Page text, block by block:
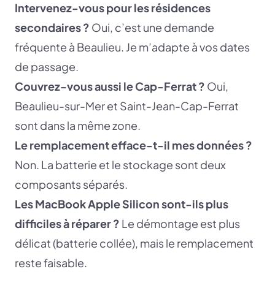
Intervenez-vous pour les résidences
secondaires ? Oui, c’est une demande
fréquente à Beaulieu. Je m’adapte à vos dates
de passage.
Couvrez-vous aussi le Cap-Ferrat ? Oui,
Beaulieu-sur-Mer et Saint-Jean-Cap-Ferrat
sont dans la même zone.
Le remplacement efface-t-il mes données ?
Non. La batterie et le stockage sont deux
composants séparés.
Les MacBook Apple Silicon sont-ils plus
difficiles à réparer ? Le démontage est plus
délicat (batterie collée), mais le remplacement
reste faisable.